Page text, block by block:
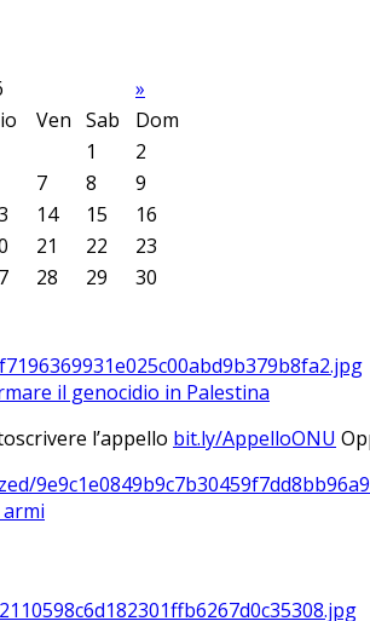
»
Ven Sab
Dom
1
2
7 8
9
14 15
16
21 22
23
28 29
30
il genocidio in Palestina
l’appello bit.ly/AppelloONU